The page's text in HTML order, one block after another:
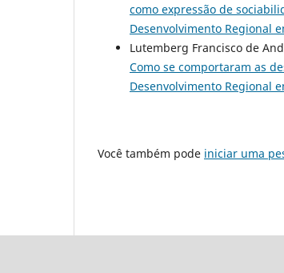
como expressão de
Desenvolvimento Regional
Lutemberg Francisco de
Como se comportaram as
Desenvolvimento Regional
Você também pode iniciar uma